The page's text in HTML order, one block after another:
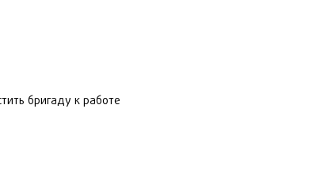
бригаду к работе